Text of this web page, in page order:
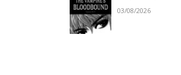
03/08/2026